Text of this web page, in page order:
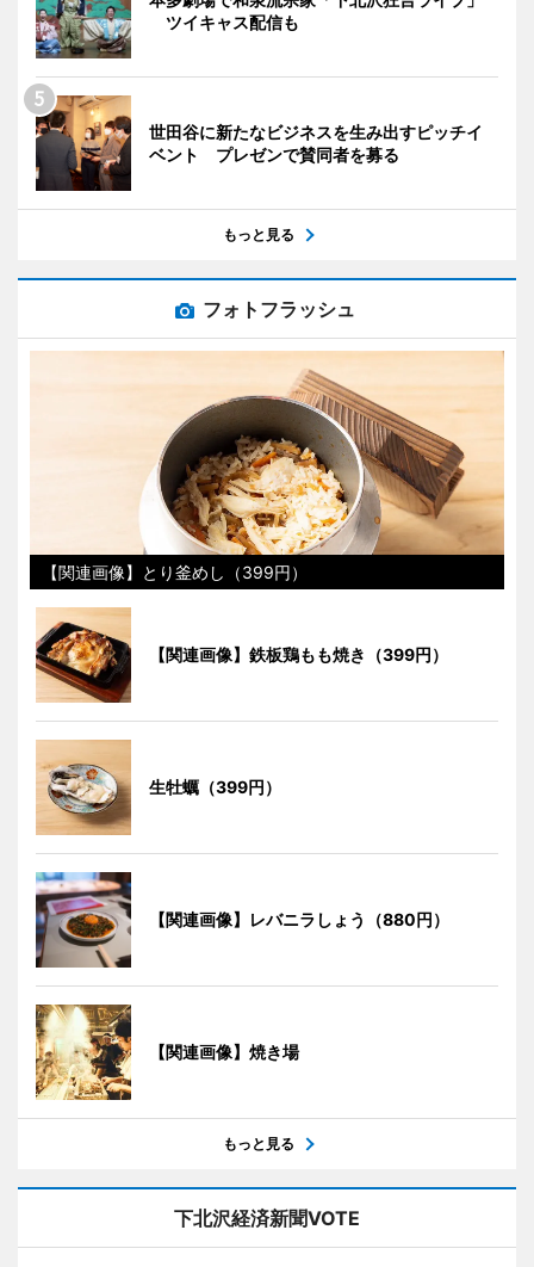
ツイキャス配信も
世田谷に新たなビジネスを生み出すピッチイ
ベント プレゼンで賛同者を募る
もっと見る
フォトフラッシュ
【関連画像】とり釜めし（399円）
【関連画像】鉄板鶏もも焼き（399円）
生牡蠣（399円）
【関連画像】レバニラしょう（880円）
【関連画像】焼き場
もっと見る
下北沢経済新聞VOTE